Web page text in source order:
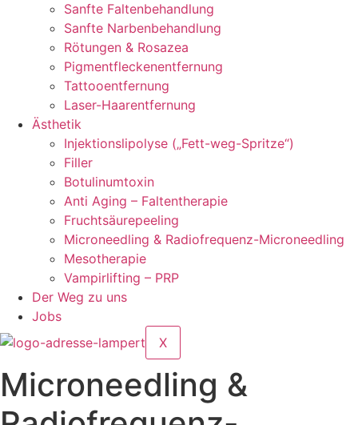
Sanfte Faltenbehandlung
Sanfte Narbenbehandlung
Rötungen & Rosazea
Pigmentfleckenentfernung
Tattooentfernung
Laser-Haarentfernung
Ästhetik
Injektionslipolyse („Fett-weg-Spritze“)
Filler
Botulinumtoxin
Anti Aging – Faltentherapie
Fruchtsäurepeeling
Microneedling & Radiofrequenz-Microneedling
Mesotherapie
Vampirlifting – PRP
Der Weg zu uns
Jobs
X
Microneedling &